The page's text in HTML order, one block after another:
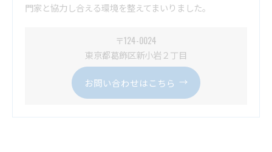
門家と協力し合える環境を整えてまいりました。
〒124-0024
東京都葛飾区新小岩２丁目
お問い合わせはこちら